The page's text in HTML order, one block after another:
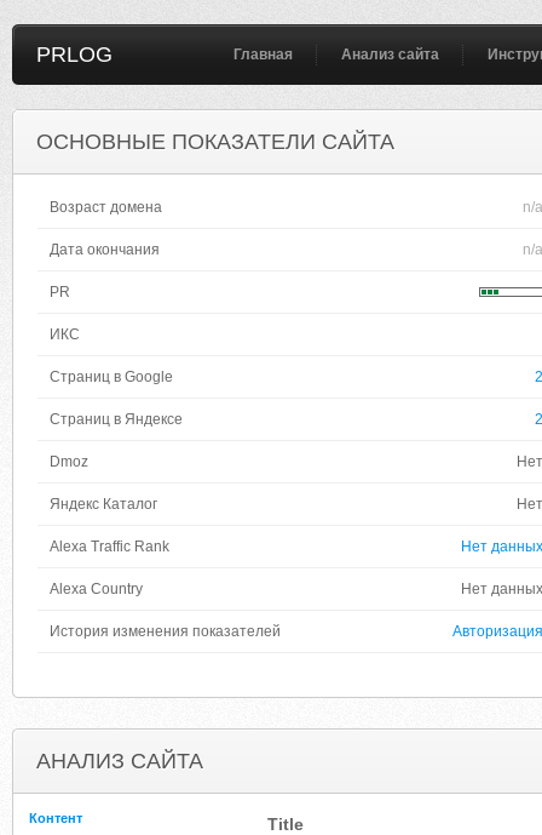
PRLOG Главная Анализ сайта
ОСНОВНЫЕ ПОКАЗАТЕЛИ САЙТА
Возраст домена n/a
Дата окончания n/a
PR
ИКС
Страниц в Google 2
Страниц в Яндексе 2
Dmoz Нет
Яндекс Каталог Нет
Alexa Traffic Rank Нет данных
Alexa Country Нет данных
История изменения показателей Авторизация
АНАЛИЗ САЙТА
Контент Title